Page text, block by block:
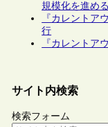
規模化を進め
『カレントア
行
『カレントア
サイト内検索
検索フォーム